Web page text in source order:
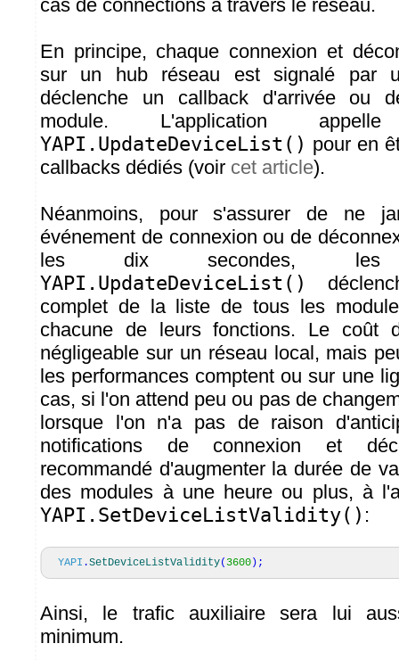
cas de connections à travers le réseau.
En principe, chaque connexion et
sur un hub réseau est signalé par
déclenche un callback d'arrivée ou
module. L'application appelle
YAPI.UpdateDeviceList() pour en
callbacks dédiés (voir cet article).
Néanmoins, pour s'assurer de ne
événement de connexion ou de
les dix secondes,
YAPI.UpdateDeviceList()
complet de la liste de tous les
chacune de leurs fonctions. Le coût
négligeable sur un réseau local, mais
les performances comptent ou sur une
cas, si l'on attend peu ou pas de
lorsque l'on n'a pas de raison
notifications de connexion et
recommandé d'augmenter la durée de
des modules à une heure ou plus, à
YAPI.SetDeviceListValidity() :
YAPI .SetDeviceListValidity( 3600 ) ;
Ainsi, le trafic auxiliaire sera lui
minimum.